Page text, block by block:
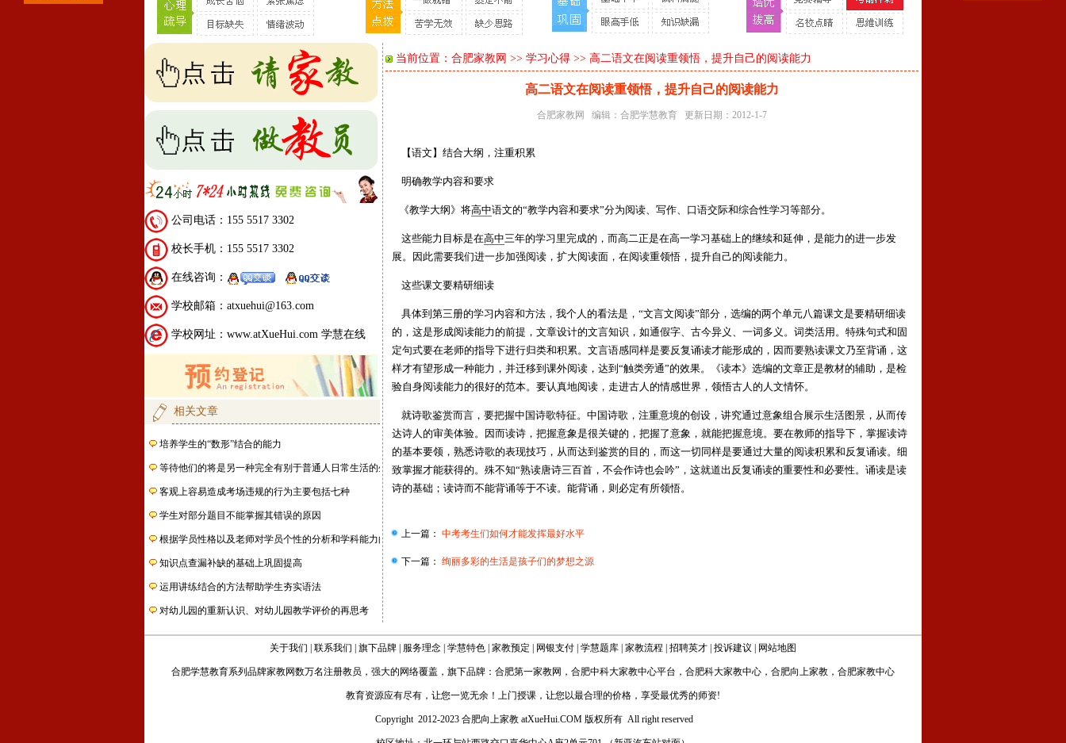
公司电话：155 5517 3302
校长手机：155 5517 3302
在线咨询：
学校邮箱：atxuehui@163.com
学校网址：www.atXueHui.com 学慧在线
相关文章
培养学生的“数形”结合的能力
等待他们的将是另一种完全有别于普通人日常生活的生活
客观上容易造成考场违规的行为主要包括七种
学生对部分题目不能掌握其错误的原因
根据学员性格以及老师对学员个性的分析和学科能力的分析
知识点查漏补缺的基础上巩固提高
运用讲练结合的方法帮助学生夯实语法
对幼儿园的重新认识、对幼儿园教学评价的再思考
当前位置： 合肥家教网 >> 学习心得 >> 高二语文在阅读重领悟，提升自己的阅读能力
高二语文在阅读重领悟，提升自己的阅读能力
合肥家教网 编辑： 合肥学慧教育 更新日期：2012-1-7
【语文】结合大纲，注重积累
明确教学内容和要求
《教学大纲》将高中语文的“教学内容和要求”分为阅读、写作、口语交际和综合性学习等部分。
这些能力目标是在高中三年的学习里完成的，而高二正是在高一学习基础上的继续和延伸，是能力的进一步发
展。因此需要我们进一步加强阅读，扩大阅读面，在阅读重领悟，提升自己的阅读能力。
这些课文要精研细读
具体到第三册的学习内容和方法，我个人的看法是，“文言文阅读”部分，选编的两个单元八篇课文是要精研细读
的，这是形成阅读能力的前提，文章设计的文言知识，如通假字、古今异义、一词多义。词类活用。特殊句式和固
定句式要在老师的指导下进行归类和积累。文言语感同样是要反复诵读才能形成的，因而要熟读课文乃至背诵，这
样才有望形成一种能力，并迁移到课外阅读，达到“触类旁通”的效果。《读本》选编的文章正是教材的辅助，是检
验自身阅读能力的很好的范本。要认真地阅读，走进古人的情感世界，领悟古人的人文情怀。
就诗歌鉴赏而言，要把握中国诗歌特征。中国诗歌，注重意境的创设，讲究通过意象组合展示生活图景，从而传
达诗人的审美体验。因而读诗，把握意象是很关键的，把握了意象，就能把握意境。要在教师的指导下，掌握读诗
的基本要领，熟悉诗歌的表现技巧，从而达到鉴赏的目的，而这一切同样是要通过大量的阅读积累和反复诵读。细
致掌握才能获得的。殊不知“熟读唐诗三百首，不会作诗也会吟”，这就道出反复诵读的重要性和必要性。诵读是读
诗的基础；读诗而不能背诵等于不读。能背诵，则必定有所领悟。
上一篇： 中考考生们如何才能发挥最好水平
下一篇： 绚丽多彩的生活是孩子们的梦想之源
关于我们 联系我们 旗下品牌 服务理念 学慧特色 家教预定 网银支付 学慧题库 家教流程 招聘英才 投诉建议 网站地图
合肥学慧教育系列品牌家教网数万名注册教员，强大的网络覆盖，旗下品牌： 合肥第一家教网 ， 合肥中科大家教中心平台 ， 合肥科大家教中心 ， 合肥向上家教 ， 合肥家教中心
教育资源应有尽有，让您一览无余！上门授课，让您以最合理的价格，享受最优秀的师资!
Copyright 2012-2023 合肥向上家教 atXueHui.COM 版权所有 All right reserved